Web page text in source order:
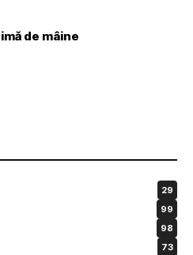
de mâine
29
99
98
73